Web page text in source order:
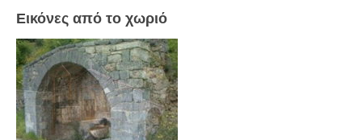
Πανοραμικές φωτογραφίες
Σύνδεσμοι
Εικόνες από το χωριό